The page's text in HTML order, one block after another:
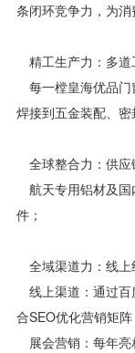
条闭环竞争力，为消
精工生产力：多
每一樘皇海优品
焊接到五金装配、密
全球整合力：供
航天专用铝材及
件；
全域渠道力：线
线上渠道：通过
合SEO优化营销矩阵
展会营销：每年